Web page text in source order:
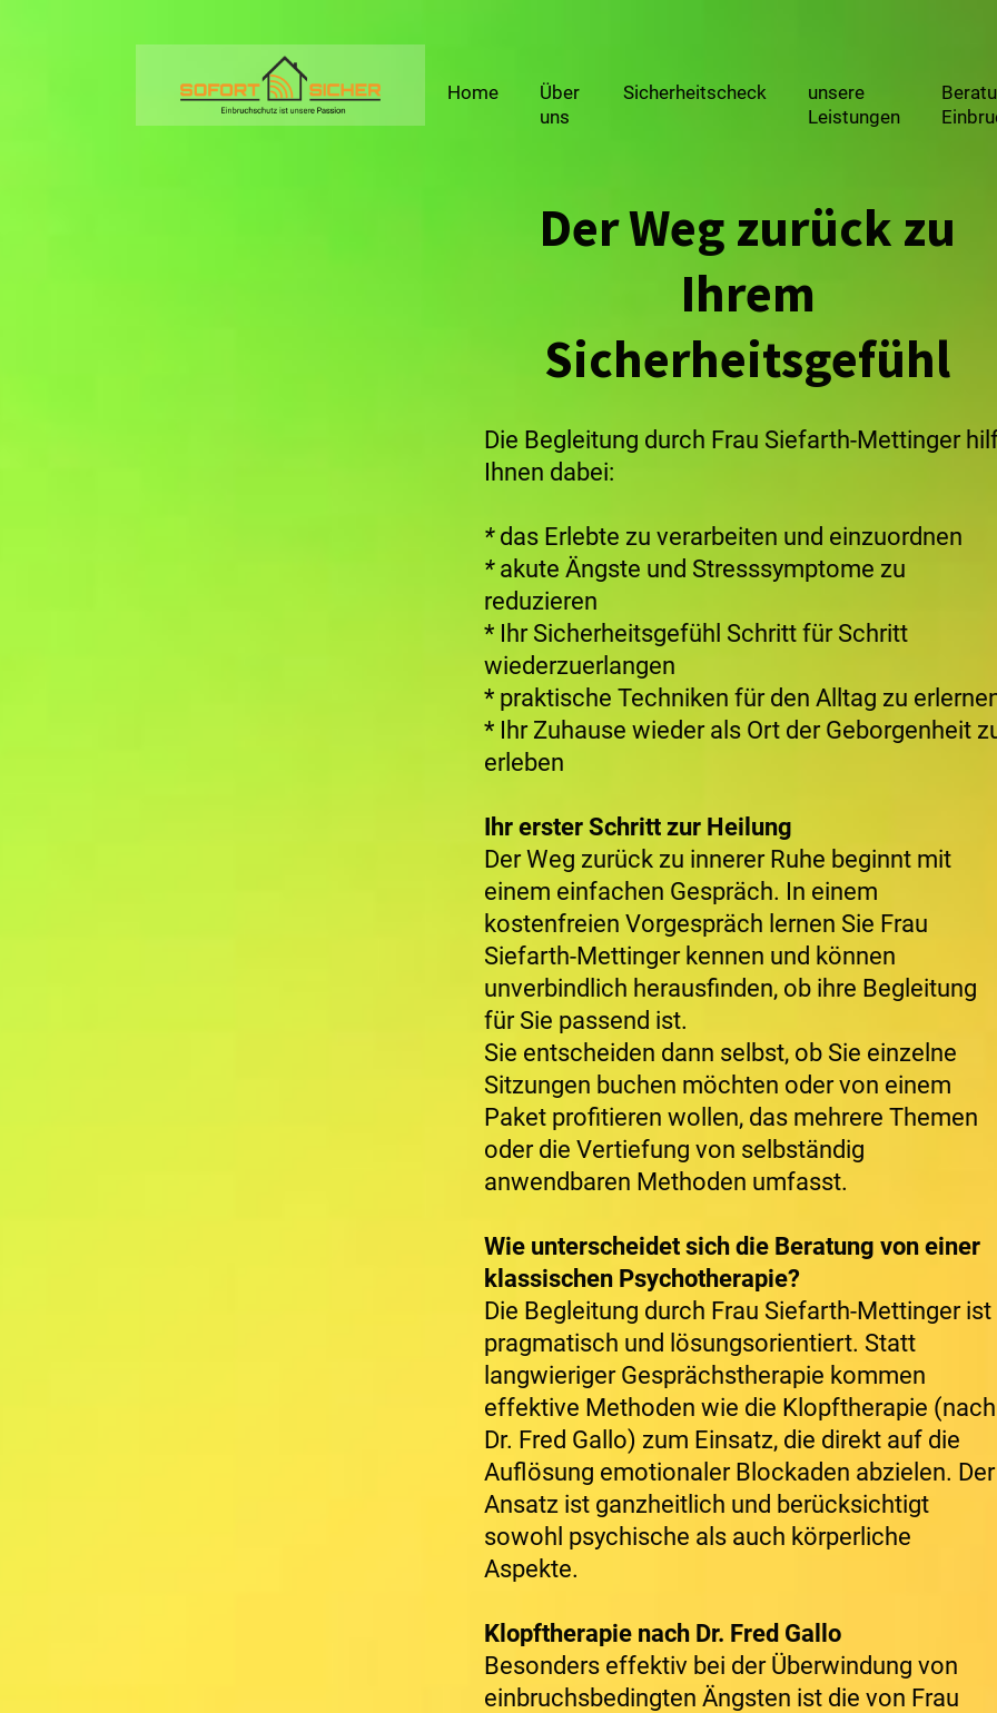
Home
Über
uns
Sicherheitscheck
unsere
Leistungen
Der Weg zurück zu
Ihrem
Sicherheitsgefühl
Die Begleitung durch Frau Siefarth-Mettinger
Ihnen dabei:
* das Erlebte zu verarbeiten und einzuordnen
*akute Ängste und Stresssymptome zu
reduzieren
* Ihr Sicherheitsgefühl Schritt für Schritt
wiederzuerlangen
* praktische Techniken für den Alltag zu
* Ihr Zuhause wieder als Ort der Geborgenheit
erleben
Ihr erster Schritt zur Heilung
Der Weg zurück zu innerer Ruhe beginnt mit
einem einfachen Gespräch. In einem
kostenfreien Vorgespräch lernen Sie Frau
Siefarth-Mettinger kennen und können
unverbindlich herausfinden, ob ihre Begleitung
für Sie passend ist.
Sie entscheiden dann selbst, ob Sie einzelne
Sitzungen buchen möchten oder von einem
Paket profitieren wollen, das mehrere Themen
oder die Vertiefung von selbständig
anwendbaren Methoden umfasst.
Wie unterscheidet sich die Beratung von einer
klassischen Psychotherapie?
Die Begleitung durch Frau Siefarth-Mettinger ist
pragmatisch und lösungsorientiert. Statt
langwieriger Gesprächstherapie kommen
effektive Methoden wie die Klopftherapie (nach
Dr. Fred Gallo) zum Einsatz, die direkt auf die
Auflösung emotionaler Blockaden abzielen. Der
Ansatz ist ganzheitlich und berücksichtigt
sowohl psychische als auch körperliche
Aspekte.
Klopftherapie nach Dr. Fred Gallo
Besonders effektiv bei der Überwindung von
einbruchsbedingten Ängsten ist die von Frau